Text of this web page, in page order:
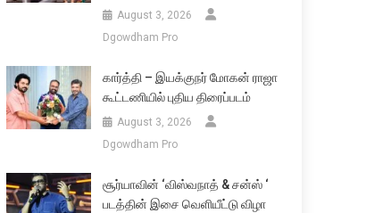
August 3, 2026
Dgowdham Pro
கார்த்தி – இயக்குநர் மோகன் ராஜா
கூட்டணியில் புதிய திரைப்படம்
August 3, 2026
Dgowdham Pro
சூர்யாவின் ‘விஸ்வநாத் & சன்ஸ் ‘
படத்தின் இசை வெளியீட்டு விழா